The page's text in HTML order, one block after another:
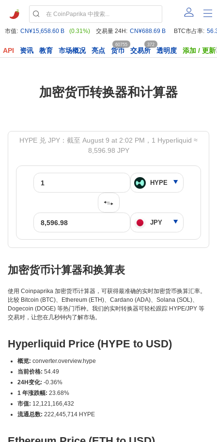
市值: CN¥15,658.60 B (0.31%) 交易量 24H: CN¥688.69 B BTC市占率:
API 资讯 教育 市场概况 亮点 货币
60755
交易所
372
透明度 添加 / 更新
加密货币转换器和计算器
HYPE 兑 JPY：截至 August 9 at 2:02 PM，1 Hyperliquid ≈
8,596.98 JPY
加密货币计算器和换算表
使用 Coinpaprika 加密货币计算器，可获得最准确的实时加密货币换算汇率。
比较 Bitcoin (BTC)、Ethereum (ETH)、Cardano (ADA)、Solana (SOL)、
Dogecoin (DOGE) 等热门币种。我们的实时转换器可轻松跟踪 HYPE/JPY 等
交易对，让您在几秒钟内了解市场。
Hyperliquid Price (HYPE to USD)
概览: converter.overview.hype
当前价格: 54.49
24H变化: -0.36%
1 年涨跌幅: 23.68%
市值: 12,121,166,432
流通总数: 222,445,714 HYPE